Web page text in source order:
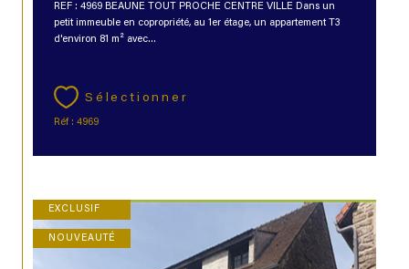
REF : 4969 BEAUNE TOUT PROCHE CENTRE VILLE Dans un
petit immeuble en copropriété, au 1er étage, un appartement T3
d'environ 81 m² avec...
Sélectionner
Réf : 4969
EXCLUSIF
NOUVEAUTÉ